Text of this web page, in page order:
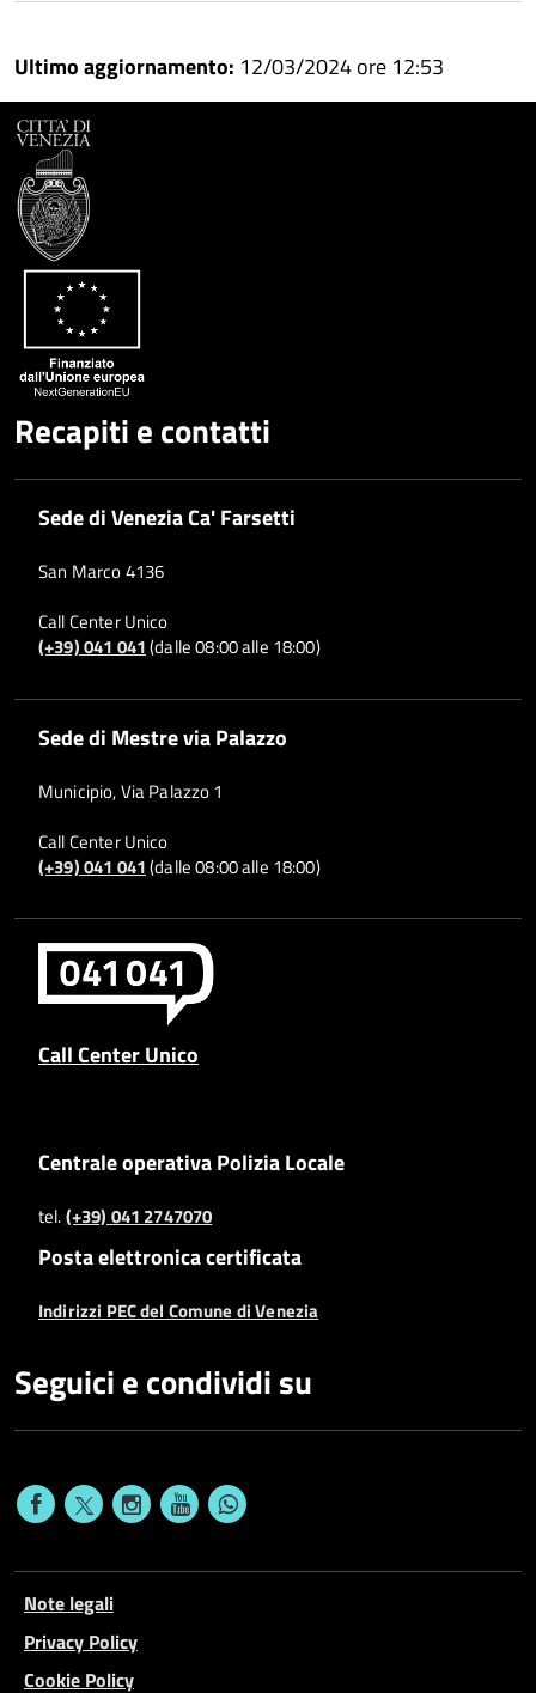
Ultimo aggiornamento: 12/03/2024 ore 12:53
Recapiti e contatti
Sede di Venezia Ca' Farsetti
San Marco 4136
Call Center Unico
(+39) 041 041(dalle 08:00 alle 18:00)
Sede di Mestre via Palazzo
Municipio, Via Palazzo 1
Call Center Unico
(+39) 041 041(dalle 08:00 alle 18:00)
Call Center Unico
Centrale operativa Polizia Locale
tel.(+39) 041 2747070
Posta elettronica certificata
Indirizzi PEC del Comune di Venezia
Seguici e condividi su
Note legali
Privacy Policy
Cookie Policy